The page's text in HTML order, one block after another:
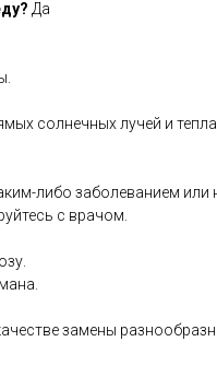
Да
солнечных лучей и
либо заболеванием или
с врачом.
замены